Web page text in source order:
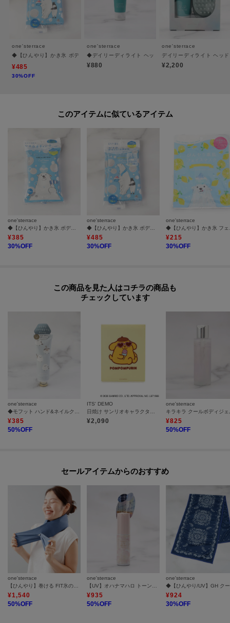
が異なる場合もございます。
one'sterrace
◆【ひんやり】かき氷 ボディシートタオル
¥485
30%OFF
one'sterrace
◆デイリーディライト ヘッドクレンズミニ
¥880
one'sterrace
デイリーディライト ヘッ
¥2,200
このアイテムに似ているアイテム
one'sterrace
¥385
30%OFF
one'sterrace
¥485
30%OFF
one'sterrace
¥215
30%OFF
この商品を見た人はコチラの商品も
チェックしています
one'sterrace
◆モフット ハンド&ネイルクリーム
¥385
50%OFF
ITS' DEMO
日焼け サンリオキャラクターズ ミラー
¥2,090
one'sterrace
キラキラ クールボディジェ
¥825
50%OFF
セールアイテムからのおすすめ
one'sterrace
¥1,540
50%OFF
one'sterrace
¥935
50%OFF
one'sterrace
¥924
30%OFF